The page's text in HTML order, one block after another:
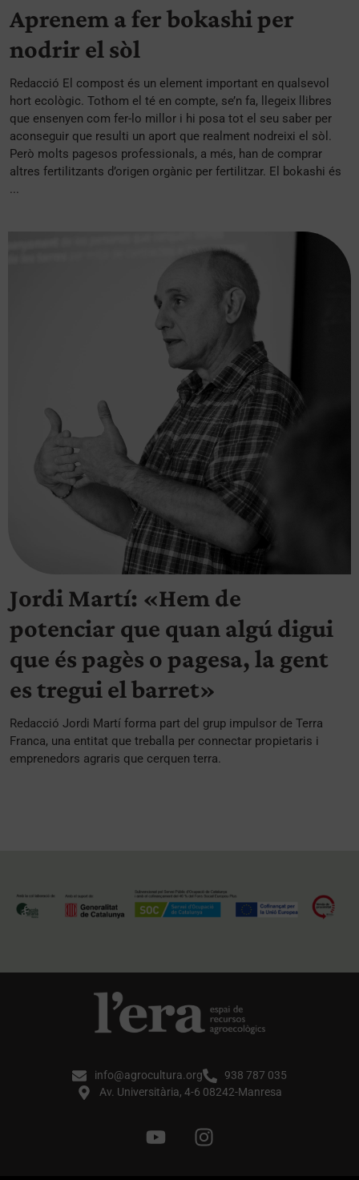
Aprenem a fer bokashi per
nodrir el sòl
Redacció El compost és un element important en qualsevol
hort ecològic. Tothom el té en compte, se’n fa, llegeix llibres
que ensenyen com fer-lo millor i hi posa tot el seu saber per
aconseguir que resulti un aport que realment nodreixi el sòl.
Però molts pagesos professionals, a més, han de comprar
altres fertilitzants d’origen orgànic per fertilitzar. El bokashi és
...
Jordi Martí: «Hem de
potenciar que quan algú digui
que és pagès o pagesa, la gent
es tregui el barret»
Redacció Jordi Martí forma part del grup impulsor de Terra
Franca, una entitat que treballa per connectar propietaris i
emprenedors agraris que cerquen terra.
info@agrocultura.org
938 787 035
Av. Universitària, 4-6 08242-Manresa